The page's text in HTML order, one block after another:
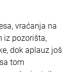
vraćanja na
iz pozorišta,
dok aplauz još
tom